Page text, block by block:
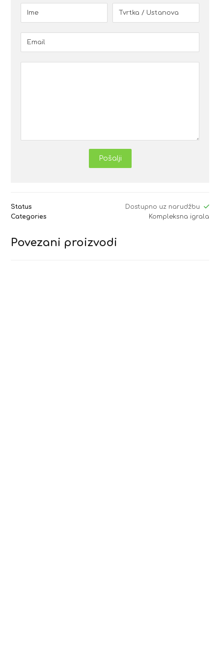
Pošalji
Status
Dostupno uz narudžbu
Categories
Kompleksna igrala
Povezani proizvodi